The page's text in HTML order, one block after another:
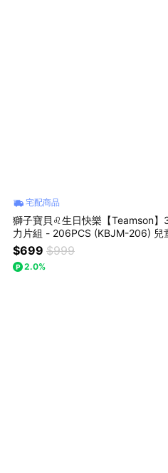
宅配商品
獅子寶貝♌生日快樂【Teamson】
力片組 - 206PCS (KBJM-206) 兒
木 磁力片 創意不受限 拚搭更自由
日禮物 快樂成長
$699 $999
2.0%